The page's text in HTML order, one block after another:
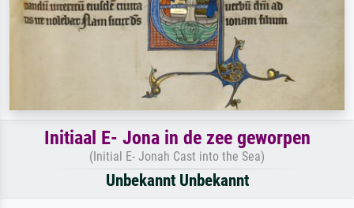
Initiaal E- Jona in de zee geworpen
(Initial E- Jonah Cast into the Sea)
Unbekannt Unbekannt